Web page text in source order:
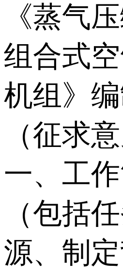
《蒸气
组合式
机组》
（征求
一、工
（包括
源、制定